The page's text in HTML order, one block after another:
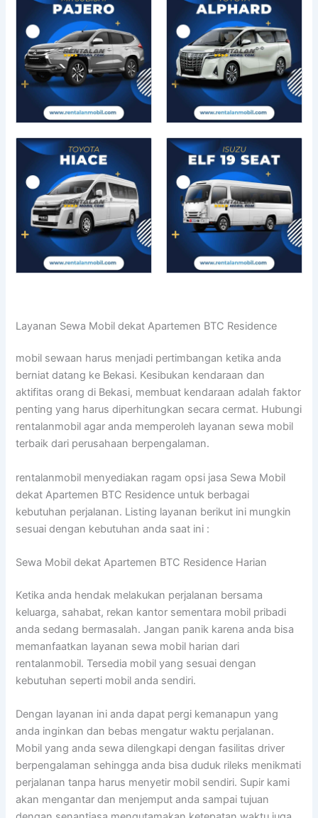
Layanan Sewa Mobil dekat Apartemen BTC Residence
mobil sewaan harus menjadi pertimbangan ketika anda
berniat datang ke Bekasi. Kesibukan kendaraan dan
aktifitas orang di Bekasi, membuat kendaraan adalah faktor
penting yang harus diperhitungkan secara cermat. Hubungi
rentalanmobil agar anda memperoleh layanan sewa mobil
terbaik dari perusahaan berpengalaman.
rentalanmobil menyediakan ragam opsi jasa Sewa Mobil
dekat Apartemen BTC Residence untuk berbagai
kebutuhan perjalanan. Listing layanan berikut ini mungkin
sesuai dengan kebutuhan anda saat ini :
Sewa Mobil dekat Apartemen BTC Residence Harian
Ketika anda hendak melakukan perjalanan bersama
keluarga, sahabat, rekan kantor sementara mobil pribadi
anda sedang bermasalah. Jangan panik karena anda bisa
memanfaatkan layanan sewa mobil harian dari
rentalanmobil. Tersedia mobil yang sesuai dengan
kebutuhan seperti mobil anda sendiri.
Dengan layanan ini anda dapat pergi kemanapun yang
anda inginkan dan bebas mengatur waktu perjalanan.
Mobil yang anda sewa dilengkapi dengan fasilitas driver
berpengalaman sehingga anda bisa duduk rileks menikmati
perjalanan tanpa harus menyetir mobil sendiri. Supir kami
akan mengantar dan menjemput anda sampai tujuan